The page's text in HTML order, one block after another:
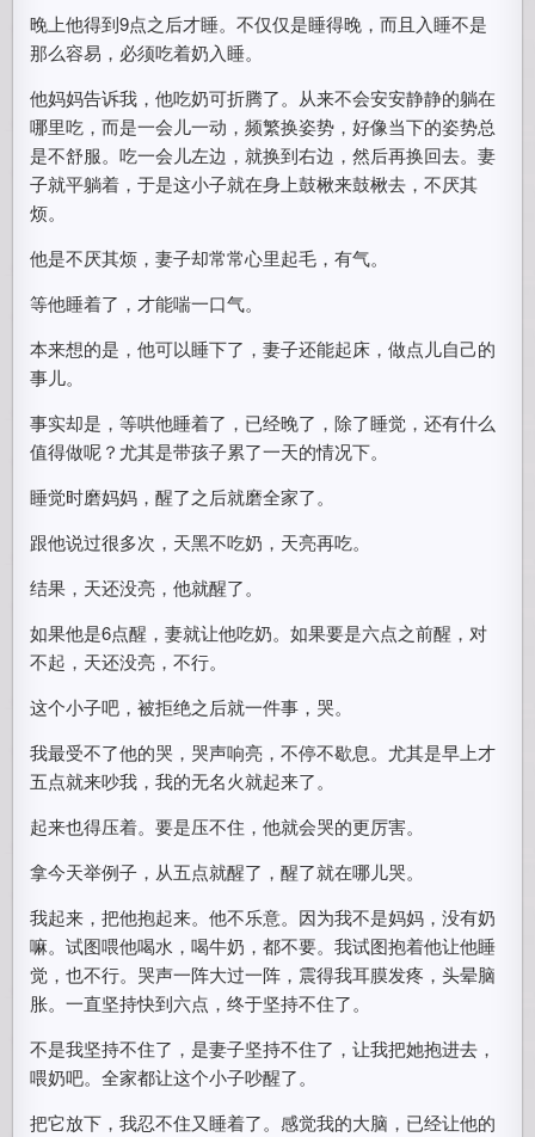
晚上他得到9点之后才睡。不仅仅是睡得晚，而且入睡不是
那么容易，必须吃着奶入睡。
他妈妈告诉我，他吃奶可折腾了。从来不会安安静静的躺在
哪里吃，而是一会儿一动，频繁换姿势，好像当下的姿势总
是不舒服。吃一会儿左边，就换到右边，然后再换回去。妻
子就平躺着，于是这小子就在身上鼓楸来鼓楸去，不厌其
烦。
他是不厌其烦，妻子却常常心里起毛，有气。
等他睡着了，才能喘一口气。
本来想的是，他可以睡下了，妻子还能起床，做点儿自己的
事儿。
事实却是，等哄他睡着了，已经晚了，除了睡觉，还有什么
值得做呢？尤其是带孩子累了一天的情况下。
睡觉时磨妈妈，醒了之后就磨全家了。
跟他说过很多次，天黑不吃奶，天亮再吃。
结果，天还没亮，他就醒了。
如果他是6点醒，妻就让他吃奶。如果要是六点之前醒，对
不起，天还没亮，不行。
这个小子吧，被拒绝之后就一件事，哭。
我最受不了他的哭，哭声响亮，不停不歇息。尤其是早上才
五点就来吵我，我的无名火就起来了。
起来也得压着。要是压不住，他就会哭的更厉害。
拿今天举例子，从五点就醒了，醒了就在哪儿哭。
我起来，把他抱起来。他不乐意。因为我不是妈妈，没有奶
嘛。试图喂他喝水，喝牛奶，都不要。我试图抱着他让他睡
觉，也不行。哭声一阵大过一阵，震得我耳膜发疼，头晕脑
胀。一直坚持快到六点，终于坚持不住了。
不是我坚持不住了，是妻子坚持不住了，让我把她抱进去，
喂奶吧。全家都让这个小子吵醒了。
把它放下，我忍不住又睡着了。感觉我的大脑，已经让他的